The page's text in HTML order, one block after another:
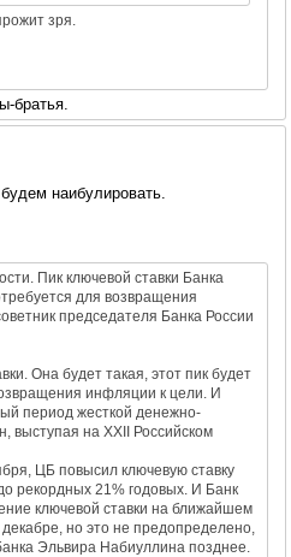
зря.
братья.
наибулировать.
Пик ключевой ставки Банка
для возвращения
председателя Банка России
Она будет такая, этот пик будет
инфляции к цели. И
период жесткой денежно-
выступая на XXII Российском
ЦБ повысил ключевую ставку
рекордных 21% годовых. И Банк
ключевой ставки на ближайшем
но это не предопределено,
Эльвира Набиуллина позднее.